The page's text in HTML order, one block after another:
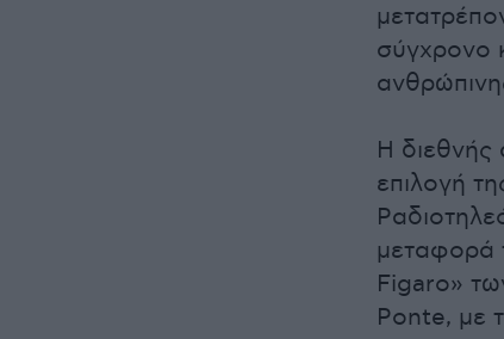
σύγχρονο
Η
επιλογή
μεταφορά
Figaro»
Ponte, με